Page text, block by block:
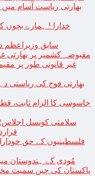
بھارتی ریاست آسام
خدارا ! ہمارے بچوں
سابق وزیراعظم
مقبوضہ کشمیر پر بھارتی غاصبانہ
سلامتی کونسل
فلسطینیوں کے حق
مُودی کے ہندوستان